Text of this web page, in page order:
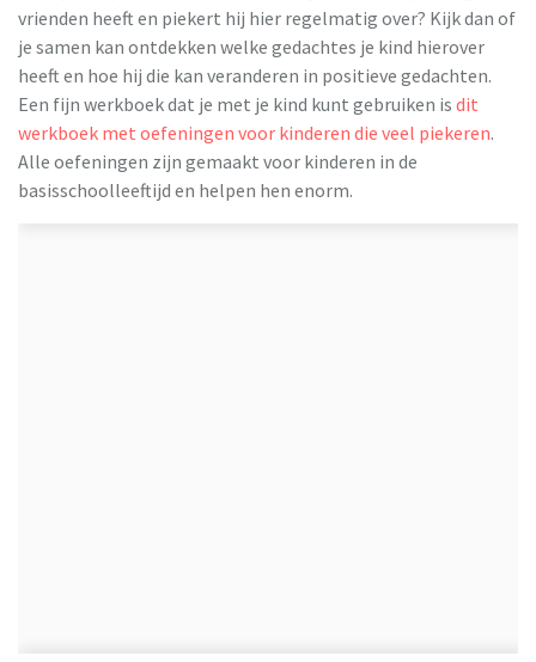
vrienden heeft en piekert hij hier regelmatig over? Kijk dan of
je samen kan ontdekken welke gedachtes je kind hierover
heeft en hoe hij die kan veranderen in positieve gedachten.
Een fijn werkboek dat je met je kind kunt gebruiken is dit
werkboek met oefeningen voor kinderen die veel piekeren.
Alle oefeningen zijn gemaakt voor kinderen in de
basisschoolleeftijd en helpen hen enorm.